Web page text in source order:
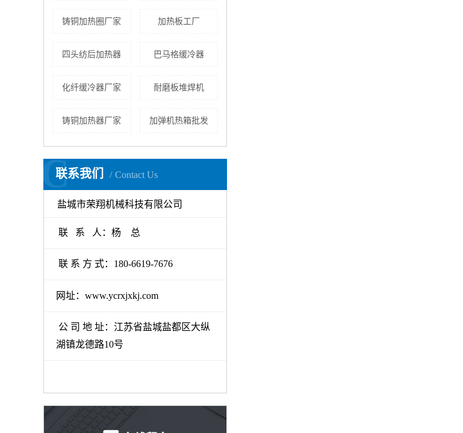
铸铜加热圈厂家 加热板工厂
四头纺后加热器 巴马格缓冷器
化纤缓冷器厂家 耐磨板堆焊机
铸铜加热器厂家 加弹机热箱批发
联系我们 Contact Us
C
盐城市荣翔机械科技有限公司
联 系 人：杨 总
联 系 方 式：180-6619-7676
网址：www.ycrxjxkj.com
公 司 地 址：江苏省盐城盐都区大纵
湖镇龙德路10号